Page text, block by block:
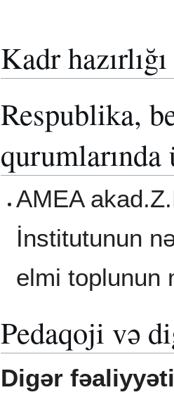
Kadr hazırlığı
Respublika,
AMEA
İnstitutunun
elmi toplunun
Pedaqoji və
Digər fəaliyyəti